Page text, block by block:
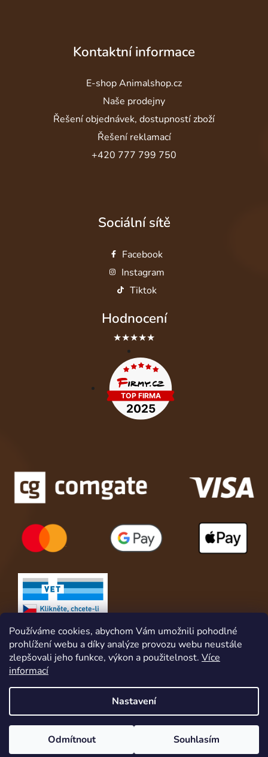
Používáme cookies, abychom Vám umožnili pohodlné
prohlížení webu a díky analýze provozu webu neustále
zlepšovali jeho funkce, výkon a použitelnost. Více
informací
Nastavení
Odmítnout Souhlasím
Získej slevu hned za registraci. A pro naše věrné a stále zákazníky
Kontaktní informace
E-shop Animalshop.cz
Naše prodejny
Řešení objednávek, dostupností zboží
Řešení reklamací
+420 777 799 750
Sociální sítě
Facebook
Instagram
Tiktok
Hodnocení
★★★★★
Vytvořil Shoptet
Copyright 2026
. Všechna práva